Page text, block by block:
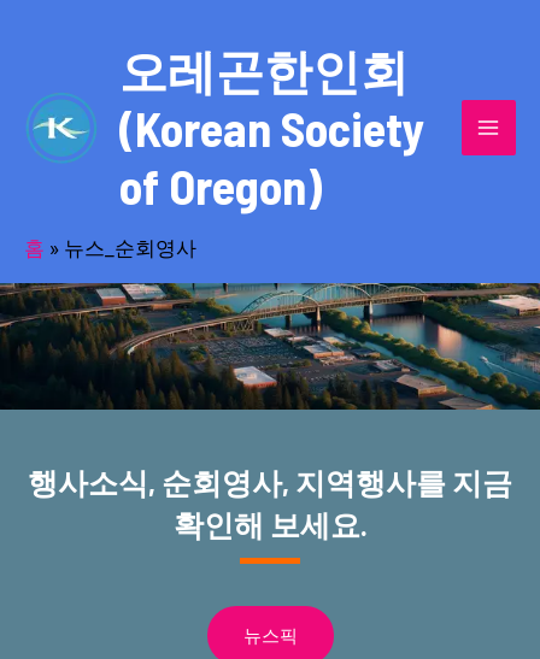
오레곤한인회
(Korean Society
of Oregon)
홈 » 뉴스_순회영사
반세기의 세월을 품고 동포사회를 섬겨온
오레곤한인회!
행사소식, 순회영사, 지역행사를 지금
확인해 보세요.
뉴스픽